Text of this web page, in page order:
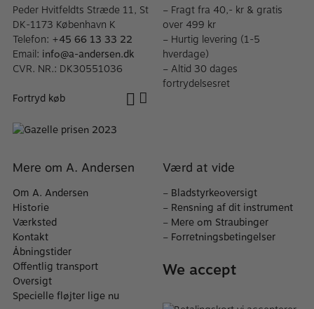
Peder Hvitfeldts Stræde 11, St
DK-1173 København K
Telefon: +45 66 13 33 22
Email: info@a-andersen.dk
CVR. NR.: DK30551036
Fortryd køb
– Fragt fra 40,- kr & gratis
over 499 kr
– Hurtig levering (1-5
hverdage)
– Altid 30 dages
fortrydelsesret
Mere om A. Andersen
Om A. Andersen
Historie
Værksted
Kontakt
Åbningstider
Offentlig transport
Oversigt
Specielle fløjter lige nu
Værd at vide
– Bladstyrkeoversigt
– Rensning af dit instrument
– Mere om Straubinger
– Forretningsbetingelser
We accept